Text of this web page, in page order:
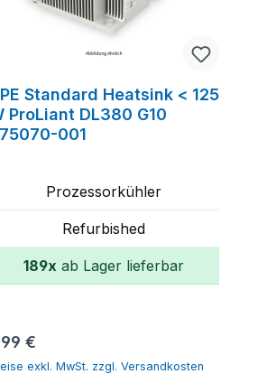
Standard Heatsink < 125
ProLiant DL380 G10
001
Prozessorkühler
Refurbished
189x ab Lager lieferbar
Preis:
€
exkl. MwSt. zzgl. Versandkosten